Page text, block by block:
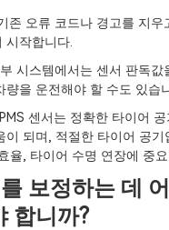
존 오류 코드나 경고를 지우
시작합니다.
시스템에서는 센서 판독값
량을 운전해야 할 수도 있습
센서는 정확한 타이어
이 되며, 적절한 타이어 공기
율, 타이어 수명 연장에 중요
보정하는 데
합니까?